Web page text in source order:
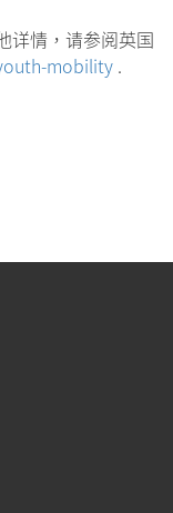
详情，请参阅英国
mobility .